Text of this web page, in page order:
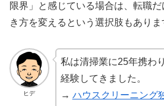
限界」と感じている場合は、転職
き方を変えるという選択肢もありま
ヒデ
私は清掃業に25年携わ
経験してきました。
→ ハウスクリーニング